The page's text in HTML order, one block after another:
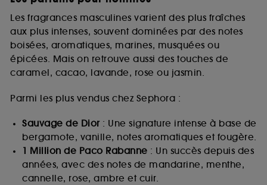
Les fragrances masculines varient des plus fraîches
aux plus intenses, souvent dominées par des notes
boisées, aromatiques, marines, musquées ou
épicées. Mais on retrouve aussi des touches de
caramel, cacao, lavande, rose ou jasmin.
Parmi les plus vendus chez Sephora :
Sauvage de Dior: Une signature intense à base de
bergamote, vanille, notes aromatiques et fougère.
1 Million de Paco Rabanne : Un succès depuis des
années, avec des notes de mandarine, menthe,
cannelle, rose, ambre et cuir.